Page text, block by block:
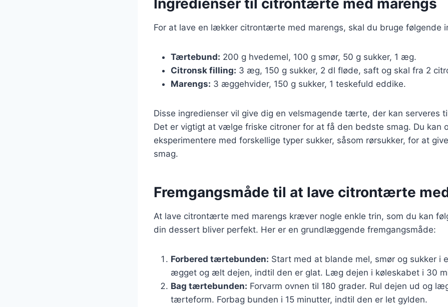
For at lave en lækker citrontærte med marengs, skal du bruge følgende
Tærtebund: 200 g hvedemel, 100 g smør, 50 g sukker, 1 æg.
Citronsk filling: 3 æg, 150 g sukker, 2 dl fløde, saft og skal fra 2
Marengs: 3 æggehvider, 150 g sukker, 1 teskefuld eddike.
Disse ingredienser vil give dig en velsmagende tærte, der kan serveres
Det er vigtigt at vælge friske citroner for at få den bedste smag. Du kan
eksperimentere med forskellige typer sukker, såsom rørsukker, for at
smag.
Fremgangsmåde til at lave citrontærte
At lave citrontærte med marengs kræver nogle enkle trin, som du kan
din dessert bliver perfekt. Her er en grundlæggende fremgangsmåde:
Forbered tærtebunden: Start med at blande mel, smør og sukker i
ægget og ælt dejen, indtil den er glat. Læg dejen i køleskabet i 30
Bag tærtebunden: Forvarm ovnen til 180 grader. Rul dejen ud og
tærteform. Forbag bunden i 15 minutter, indtil den er let gylden.